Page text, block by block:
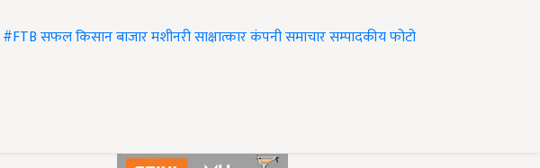
#FTBसफल किसानबाजारमशीनरीसाक्षात्कारकंपनी समाचारसम्पादकीयफोटो